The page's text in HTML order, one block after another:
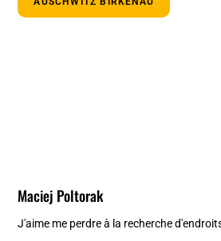
Maciej Poltorak
J'aime me perdre à la recherche